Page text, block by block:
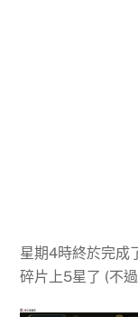
星期4時終於完成
碎片上5星了 (不